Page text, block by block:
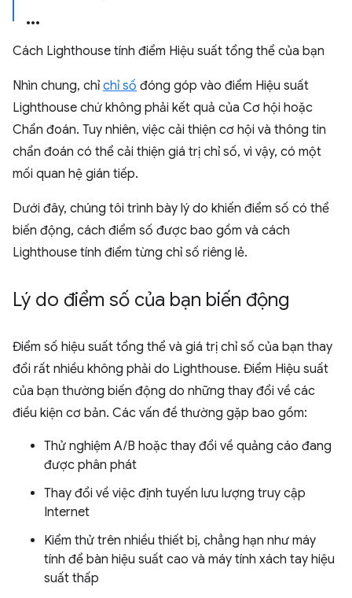
Cách Lighthouse tính điểm Hiệu suất tổng thể của bạn
Nhìn chung, chỉ chỉ số đóng góp vào điểm Hiệu suất
Lighthouse chứ không phải kết quả của Cơ hội hoặc
Chẩn đoán. Tuy nhiên, việc cải thiện cơ hội và thông tin
chẩn đoán có thể cải thiện giá trị chỉ số, vì vậy, có một
mối quan hệ gián tiếp.
Dưới đây, chúng tôi trình bày lý do khiến điểm số có thể
biến động, cách điểm số được bao gồm và cách
Lighthouse tính điểm từng chỉ số riêng lẻ.
Lý do điểm số của bạn biến động
Điểm số hiệu suất tổng thể và giá trị chỉ số của bạn thay
đổi rất nhiều không phải do Lighthouse. Điểm Hiệu suất
của bạn thường biến động do những thay đổi về các
điều kiện cơ bản. Các vấn đề thường gặp bao gồm:
Thử nghiệm A/B hoặc thay đổi về quảng cáo đang
được phân phát
Thay đổi về việc định tuyến lưu lượng truy cập
Internet
Kiểm thử trên nhiều thiết bị, chẳng hạn như máy
tính để bàn hiệu suất cao và máy tính xách tay hiệu
suất thấp